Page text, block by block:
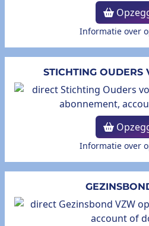
Informatie over
STICHTING OUDERS
Informatie over